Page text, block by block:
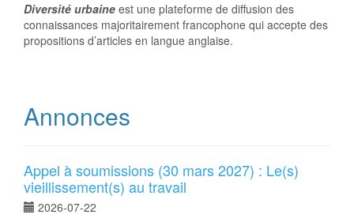
Diversité urbaine est une plateforme de diffusion des
connaissances majoritairement francophone qui accepte des
propositions d’articles en langue anglaise.
Annonces
Appel à soumissions (30 mars 2027) : Le(s)
vieillissement(s) au travail
2026-07-22